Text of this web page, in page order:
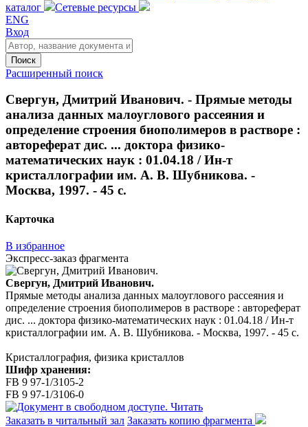
каталог
Сетевые ресурсы
ENG
Вход
Поиск
Расширенный поиск
Свергун, Дмитрий Иванович. - Прямые методы
анализа данных малоуглового рассеяния и
определение строения биополимеров в растворе :
автореферат дис. ... доктора физико-
математических наук : 01.04.18 / Ин-т
кристаллографии им. А. В. Шубникова. -
Москва, 1997. - 45 с.
Карточка
В избранное
Экспресс-заказ фрагмента
Свергун, Дмитрий Иванович.
Прямые методы анализа данных малоуглового рассеяния и
определение строения биополимеров в растворе : автореферат
дис. ... доктора физико-математических наук : 01.04.18 / Ин-т
кристаллографии им. А. В. Шубникова. - Москва, 1997. - 45 с.
Кристаллография, физика кристаллов
Шифр хранения:
FB 9 97-1/3105-2
FB 9 97-1/3106-0
Читать
Заказать в читальный зал Заказать копию фрагмента